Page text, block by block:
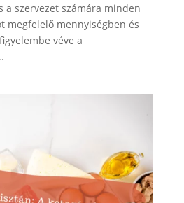
a szervezet számára minden
megfelelő mennyiségben és
véve a